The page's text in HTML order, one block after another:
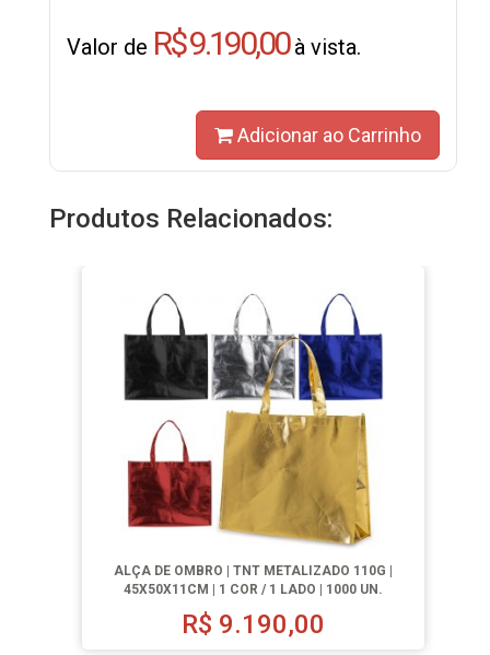
Valor de R$ 9.190,00à vista.
Adicionar ao Carrinho
Produtos Relacionados:
ALÇA DE OMBRO | TNT METALIZADO 110G |
45X50X11CM | 1 COR / 1 LADO | 1000 UN.
R$ 9.190,00